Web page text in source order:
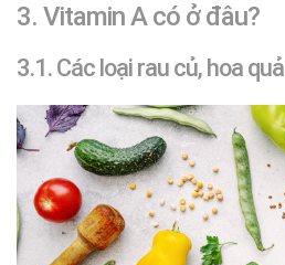
3. Vitamin A có ở đâu?
3.1. Các loại rau củ, hoa quả